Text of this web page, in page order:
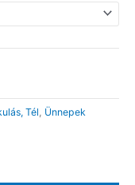
Tél, Ünnepek